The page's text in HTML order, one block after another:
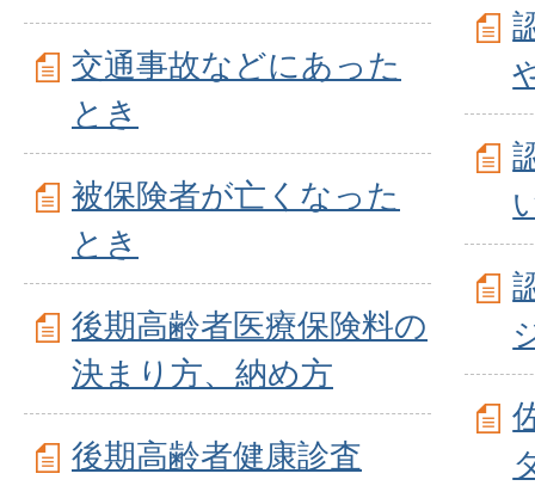
交通事故などにあった
とき
被保険者が亡くなった
とき
後期高齢者医療保険料の
決まり方、納め方
後期高齢者健康診査